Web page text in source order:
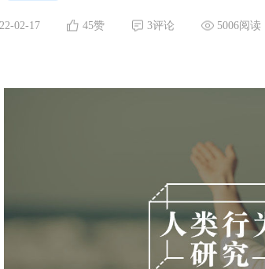
02-17 45赞 3评论 5006阅读